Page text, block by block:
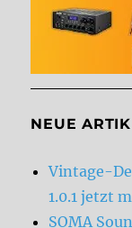
NEUE
Vintage-
1.0.1 jetzt
SOMA